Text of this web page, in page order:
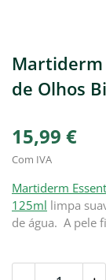
Martiderm
de Olhos
15,99 €
Com IVA
Martiderm
125ml limpa
de água. A pele